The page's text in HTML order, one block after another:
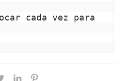
cada vez para